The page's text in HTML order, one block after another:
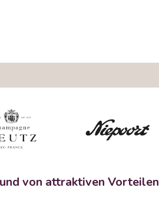
von attraktiven Vorteilen